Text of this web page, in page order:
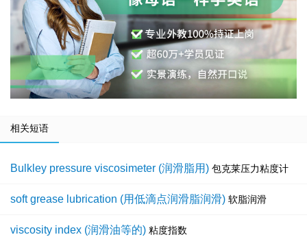
相关短语
Bulkley pressure viscosimeter (润滑脂用) 包克莱压力粘度计
soft grease lubrication (用低滴点润滑脂润滑) 软脂润滑
viscosity index (润滑油等的) 粘度指数